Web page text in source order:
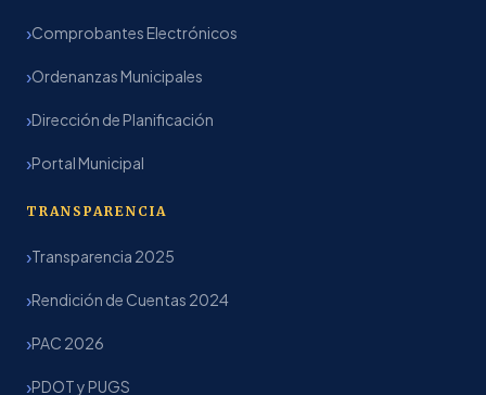
Comprobantes Electrónicos
Ordenanzas Municipales
Dirección de Planificación
Portal Municipal
TRANSPARENCIA
Transparencia 2025
Rendición de Cuentas 2024
PAC 2026
PDOT y PUGS